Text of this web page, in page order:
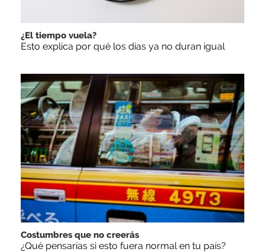
¿El tiempo vuela?
Esto explica por qué los días ya no duran igual
Costumbres que no creerás
¿Qué pensarías si esto fuera normal en tu país?